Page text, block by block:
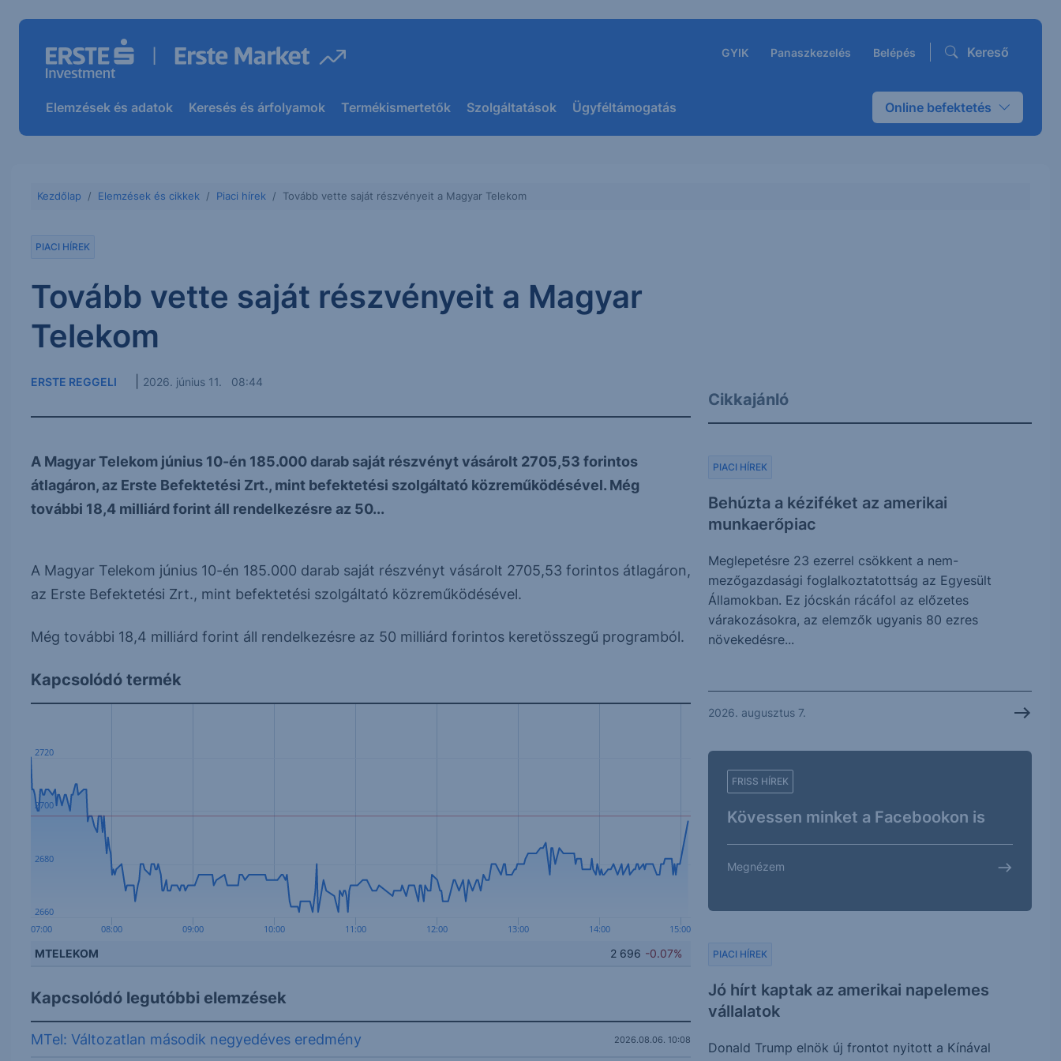
GYIK Panaszkezelés Belépés Kereső
Elemzések és adatok Keresés és árfolyamok Termékismertetők Szolgáltatások Ügyféltámogatás Online befektetés
Kezdőlap Elemzések és cikkek Piaci hírek Tovább vette saját részvényeit a Magyar Telekom
PIACI HÍREK
Tovább vette saját részvényeit a Magyar
Telekom
ERSTE REGGELI 2026. június 11. 08:44
A Magyar Telekom június 10-én 185.000 darab saját részvényt vásárolt 2705,53 forintos
átlagáron, az Erste Befektetési Zrt., mint befektetési szolgáltató közreműködésével. Még
további 18,4 milliárd forint áll rendelkezésre az 50...
A Magyar Telekom június 10-én 185.000 darab saját részvényt vásárolt 2705,53 forintos átlagáron,
az Erste Befektetési Zrt., mint befektetési szolgáltató közreműködésével.
Még további 18,4 milliárd forint áll rendelkezésre az 50 milliárd forintos keretösszegű programból.
Kapcsolódó termék
07:00 08:00 09:00 10:00 11:00 12:00 13:00 14:00 15:00
2660
2680
2700
2720
MTELEKOM 2 696 -0.07%
Kapcsolódó legutóbbi elemzések
MTel: Változatlan második negyedéves eredmény 2026.08.06. 10:08
Cikkajánló
Behúzta a kéziféket az amerikai
munkaerőpiac
PIACI HÍREK
Meglepetésre 23 ezerrel csökkent a nem-
mezőgazdasági foglalkoztatottság az Egyesült
Államokban. Ez jócskán rácáfol az előzetes
várakozásokra, az elemzők ugyanis 80 ezres
növekedésre...
2026. augusztus 7.
FRISS HÍREK
Kövessen minket a Facebookon is
Megnézem
Jó hírt kaptak az amerikai napelemes
vállalatok
PIACI HÍREK
Donald Trump elnök új frontot nyitott a Kínával